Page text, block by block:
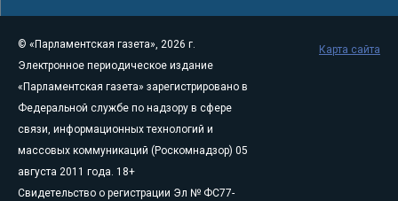
© «Парламентская газета», 2026 г.
Электронное периодическое издание
«Парламентская газета» зарегистрировано в
Федеральной службе по надзору в сфере
связи, информационных технологий и
массовых коммуникаций (Роскомнадзор) 05
августа 2011 года. 18+
Свидетельство о регистрации Эл № ФС77-
Карта сайта